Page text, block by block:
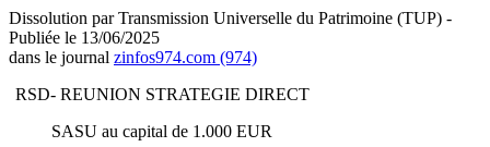
Dissolution par Transmission Universelle du Patrimoine (TUP) -
Publiée le 13/06/2025
dans le journal zinfos974.com (974)
RSD- REUNION STRATEGIE DIRECT
SASU au capital de 1.000 EUR